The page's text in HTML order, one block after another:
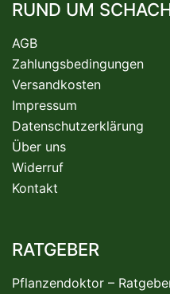
RUND UM
AGB
Zahlungsbedingungen
Versandkosten
Impressum
Datenschutzerklärung
Über uns
Widerruf
Kontakt
RATGEBER
Pflanzendoktor –